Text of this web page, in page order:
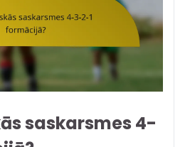
saskarsmes 4-